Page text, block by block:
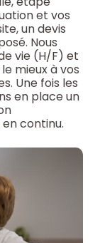
et vos
un devis
Nous
vie (H/F) et
mieux à vos
Une fois les
en place un
continu.